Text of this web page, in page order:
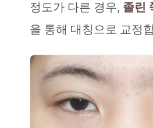
정도가 다른 경우, 졸린
을 통해 대칭으로 교정